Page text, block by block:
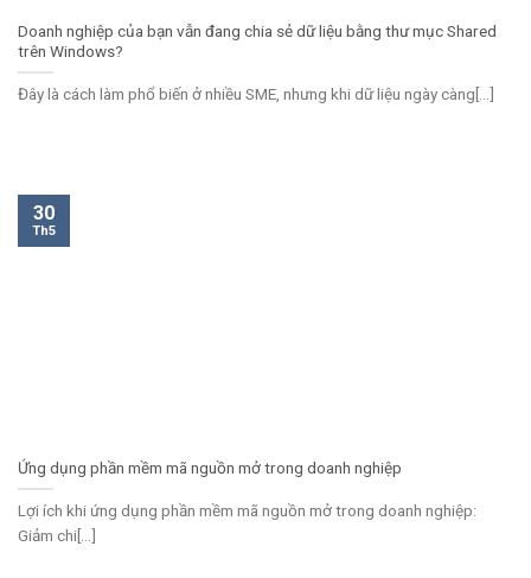
Doanh nghiệp của bạn vẫn đang chia sẻ dữ liệu bằng thư mục Shared
trên Windows?
Đây là cách làm phổ biến ở nhiều SME, nhưng khi dữ liệu ngày càng[...]
Ứng dụng phần mềm mã nguồn mở trong doanh nghiệp
Lợi ích khi ứng dụng phần mềm mã nguồn mở trong doanh nghiệp:
Giảm chi[...]
30
Th5